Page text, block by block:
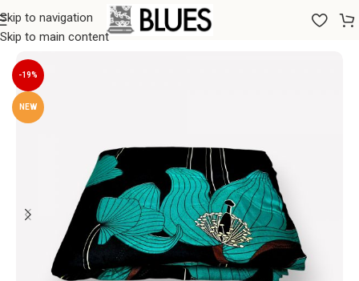
Skip to navigation
Skip to main content
Sākums/Segas/Vasaras segas
-19%
NEW